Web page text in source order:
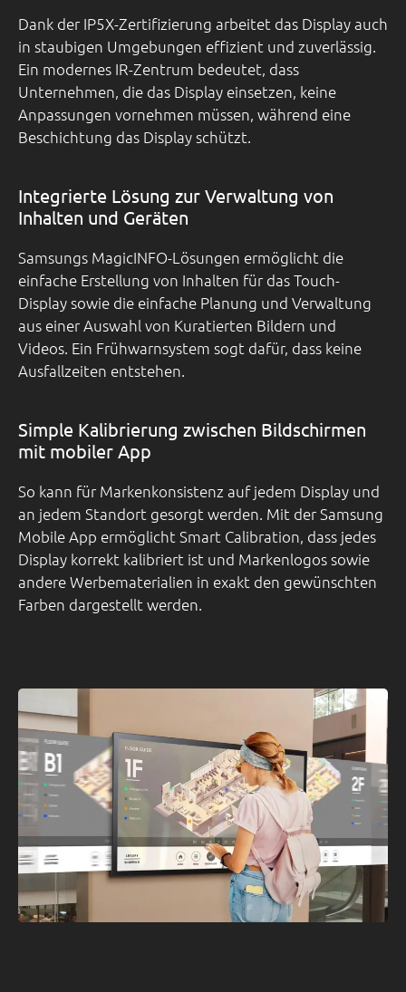
Dank der IP5X-Zertifizierung arbeitet das Display auch
in staubigen Umgebungen effizient und zuverlässig.
Ein modernes IR-Zentrum bedeutet, dass
Unternehmen, die das Display einsetzen, keine
Anpassungen vornehmen müssen, während eine
Beschichtung das Display schützt.
Integrierte Lösung zur Verwaltung von
Inhalten und Geräten
Samsungs MagicINFO-Lösungen ermöglicht die
einfache Erstellung von Inhalten für das Touch-
Display sowie die einfache Planung und Verwaltung
aus einer Auswahl von Kuratierten Bildern und
Videos. Ein Frühwarnsystem sogt dafür, dass keine
Ausfallzeiten entstehen.
Simple Kalibrierung zwischen Bildschirmen
mit mobiler App
So kann für Markenkonsistenz auf jedem Display und
an jedem Standort gesorgt werden. Mit der Samsung
Mobile App ermöglicht Smart Calibration, dass jedes
Display korrekt kalibriert ist und Markenlogos sowie
andere Werbematerialien in exakt den gewünschten
Farben dargestellt werden.